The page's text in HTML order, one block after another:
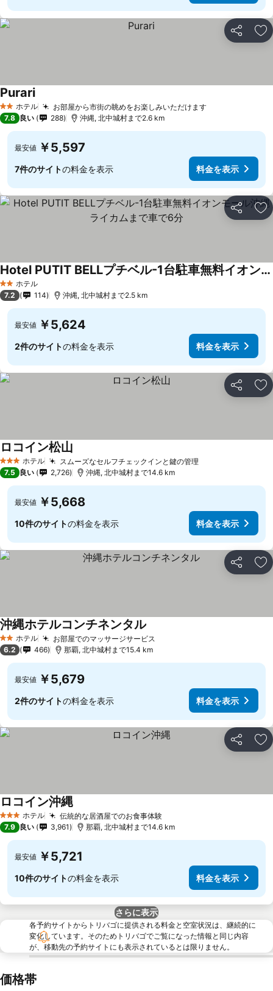
シェア お
2 ホテルのランク
ホテル お部屋から市街の眺めをお楽しみいただけます
Purari
7.8 良い 288 沖縄, 北中城村まで2.6 km
最安値 ￥5,597
7件のサイトの料金を表示 料金を表示
シェア お
2 ホテルのランク
ホテル
Hotel PUTIT BELLプチベル-1台駐車無料イオンモール沖縄ライカムまで車で6分
7.2 114 沖縄, 北中城村まで2.5 km
最安値 ￥5,624
2件のサイトの料金を表示 料金を表示
シェア お
3 ホテルのランク
ホテル スムーズなセルフチェックインと鍵の管理
ロコイン松山
7.5 良い 2,726 沖縄, 北中城村まで14.6 km
最安値 ￥5,668
10件のサイトの料金を表示 料金を表示
シェア お
2 ホテルのランク
ホテル お部屋でのマッサージサービス
沖縄ホテルコンチネンタル
6.2 466 那覇, 北中城村まで15.4 km
最安値 ￥5,679
2件のサイトの料金を表示 料金を表示
シェア お
3 ホテルのランク
ホテル 伝統的な居酒屋でのお食事体験
ロコイン沖縄
7.9 良い 3,961 那覇, 北中城村まで14.6 km
最安値 ￥5,721
10件のサイトの料金を表示 料金を表示
さらに表示
各予約サイトからトリバゴに提供される料金と空室状況は、継続的に
変化しています。そのためトリバゴでご覧になった情報と同じ内容
が、移動先の予約サイトにも表示されているとは限りません。
価格帯